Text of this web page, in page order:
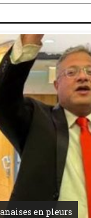
en pleurs